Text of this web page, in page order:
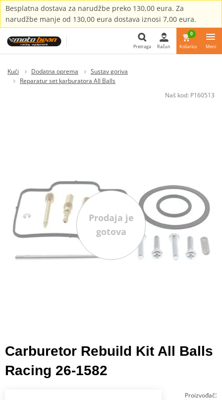
Besplatna dostava za narudžbe preko 130,00 eura. Za
narudžbe manje od 130,00 eura dostava iznosi 7,00 eura.
Pretraga Račun
0
Košarica Meni
Kući Dodatna oprema
Sustav goriva
Reparatur set karburatora All Balls
Naš kod: P160513
Prodaja je
gotova
Carburetor Rebuild Kit All Balls
Racing 26-1582
Proizvođač: